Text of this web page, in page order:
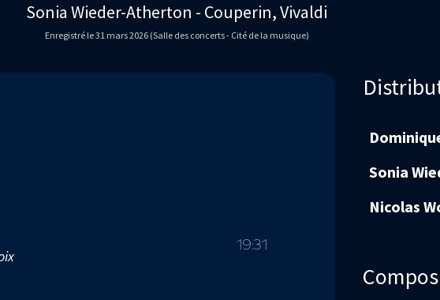
Sonia Wieder-Atherton - Couperin, Vivaldi
Enregistré le 31 mars 2026 (Salle des concerts - Cité de la musique)
19:31
Sonia
Nicolas